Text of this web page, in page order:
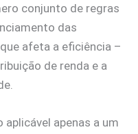
conjunto de regras
das
afeta a eficiência –
de renda e a
apenas a um